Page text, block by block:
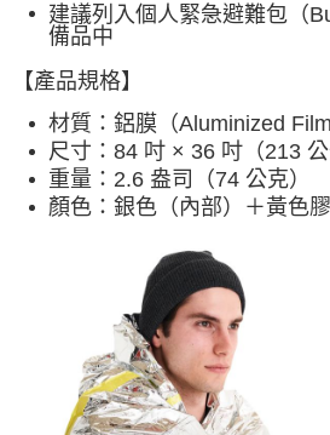
建議列入個人緊急避難包（
備品中
【產品規格】
材質：鋁膜（Aluminized
尺寸：84 吋 × 36 吋（213 公
重量：2.6 盎司（74 公克）
顏色：銀色（內部）＋黃色